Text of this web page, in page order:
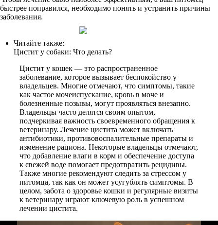
быстрее поправился, необходимо понять и устранить причины
заболевания.
Читайте также:
Цистит у собаки: Что делать?
Цистит у кошек — это распространенное
заболевание, которое вызывает беспокойство у
владельцев. Многие отмечают, что симптомы, такие
как частое мочеиспускание, кровь в моче и
болезненные позывы, могут проявляться внезапно.
Владельцы часто делятся своим опытом,
подчеркивая важность своевременного обращения к
ветеринару. Лечение цистита может включать
антибиотики, противовоспалительные препараты и
изменение рациона. Некоторые владельцы отмечают,
что добавление влаги в корм и обеспечение доступа
к свежей воде помогает предотвратить рецидивы.
Также многие рекомендуют следить за стрессом у
питомца, так как он может усугублять симптомы. В
целом, забота о здоровье кошки и регулярные визиты
к ветеринару играют ключевую роль в успешном
лечении цистита.